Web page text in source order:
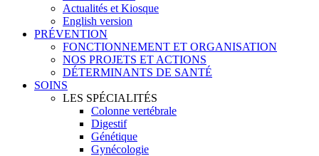
Actualités et Kiosque
English version
PRÉVENTION
FONCTIONNEMENT ET ORGANISATION
NOS PROJETS ET ACTIONS
DÉTERMINANTS DE SANTÉ
SOINS
LES SPÉCIALITÉS
Colonne vertébrale
Digestif
Génétique
Gynécologie